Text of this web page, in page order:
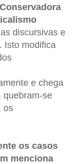
discursivas e
Isto modifica
e chega
quebram-se
os
os casos
menciona